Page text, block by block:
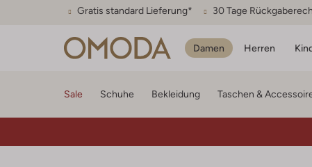
Gratis standard Lieferung* 30 Tage
Damen Herren
Sale Schuhe Bekleidung Taschen &